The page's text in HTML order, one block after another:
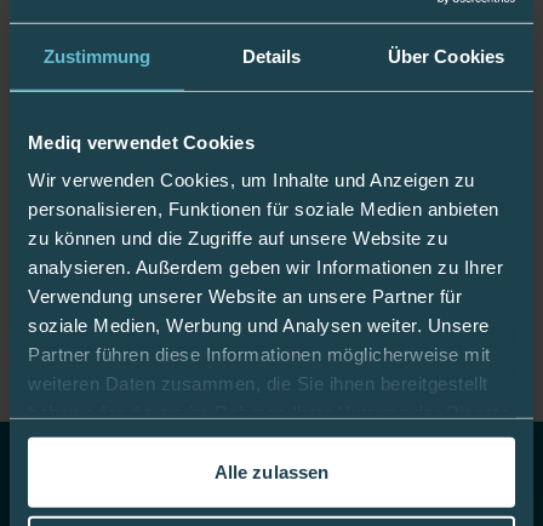
Zustimmung Details Über Cookies
Mediq verwendet Cookies
Wir verwenden Cookies, um Inhalte und Anzeigen zu
personalisieren, Funktionen für soziale Medien anbieten
zu können und die Zugriffe auf unsere Website zu
analysieren. Außerdem geben wir Informationen zu Ihrer
Verwendung unserer Website an unsere Partner für
soziale Medien, Werbung und Analysen weiter. Unsere
Partner führen diese Informationen möglicherweise mit
weiteren Daten zusammen, die Sie ihnen bereitgestellt
gesammelt haben.
In dieser
Alle zulassen
Jetzt Fan werden!
Bleiben Sie gut informiert:
Mediq App
Top Themen